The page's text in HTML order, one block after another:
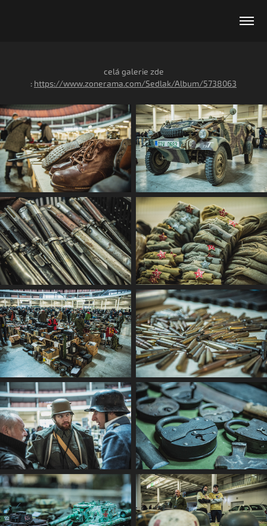
celá galerie zde
: https://www.zonerama.com/Sedlak/Album/5738063